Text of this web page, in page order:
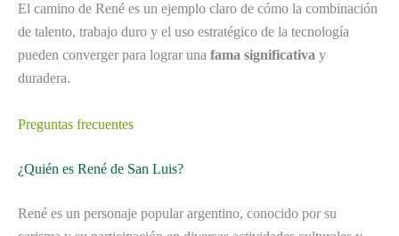
El camino de René es un ejemplo claro de cómo la combinación
de talento, trabajo duro y el uso estratégico de la tecnología
pueden converger para lograr una fama significativa y
duradera.
Preguntas frecuentes
¿Quién es René de San Luis?
René es un personaje popular argentino, conocido por su